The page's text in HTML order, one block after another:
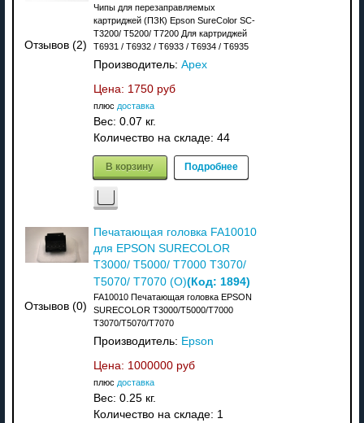
Отзывов (2)
Чипы для перезаправляемых
картриджей (ПЗК) Epson SureColor SC-
T3200/ T5200/ T7200 Для картриджей
T6931 / T6932 / T6933 / T6934 / T6935
Производитель: Apex
Цена: 1750 руб
плюс доставка
Вес: 0.07 кг.
Количество на складе: 44
В корзину Подробнее
Отзывов (0)
Печатающая головка FA10010
для EPSON SURECOLOR
T3000/ T5000/ T7000 T3070/
T5070/ T7070 (О)(Код: 1894)
FA10010 Печатающая головка EPSON
SURECOLOR T3000/T5000/T7000
T3070/T5070/T7070
Производитель: Epson
Цена: 1000000 руб
плюс доставка
Вес: 0.25 кг.
Количество на складе: 1